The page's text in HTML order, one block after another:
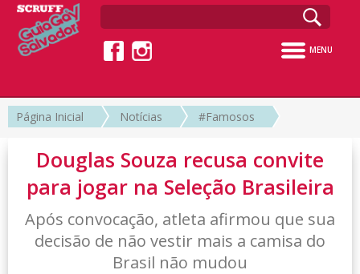
MENU
Página Inicial Notícias #Famosos
Douglas Souza recusa convite
para jogar na Seleção Brasileira
Após convocação, atleta afirmou que sua
decisão de não vestir mais a camisa do
Brasil não mudou